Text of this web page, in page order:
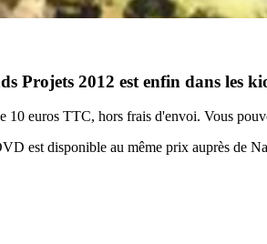
Projets 2012 est enfin dans les
10 euros TTC, hors frais d'envoi. Vous
est disponible au même prix auprès de